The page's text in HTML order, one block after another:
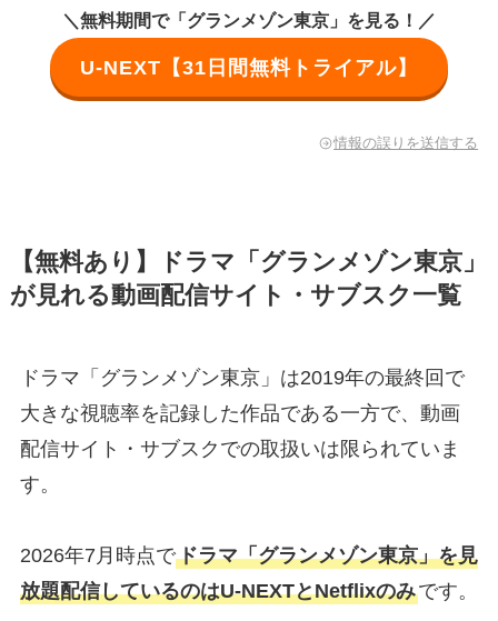
＼無料期間で「グランメゾン東京」を見る！／
U-NEXT【31日間無料トライアル】
情報の誤りを送信する
【無料あり】ドラマ「グランメゾン東京」
が見れる動画配信サイト・サブスク一覧
ドラマ「グランメゾン東京」は2019年の最終回で
大きな視聴率を記録した作品である一方で、動画
配信サイト・サブスクでの取扱いは限られていま
す。
2026年7月時点でドラマ「グランメゾン東京」を見
放題配信しているのはU-NEXTとNetflixのみです。